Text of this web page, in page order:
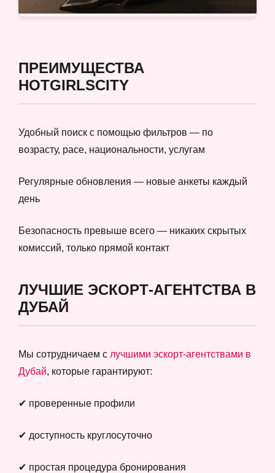
ПРЕИМУЩЕСТВА
HOTGIRLSCITY
Удобный поиск с помощью фильтров — по
возрасту, расе, национальности, услугам
Регулярные обновления — новые анкеты каждый
день
Безопасность превыше всего — никаких скрытых
комиссий, только прямой контакт
ЛУЧШИЕ ЭСКОРТ-АГЕНТСТВА В
ДУБАЙ
Мы сотрудничаем с лучшими эскорт-агентствами в
Дубай, которые гарантируют:
✔ проверенные профили
✔ доступность круглосуточно
✔ простая процедура бронирования